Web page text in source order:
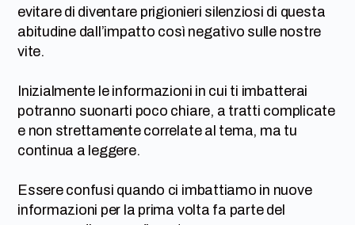
evitare di diventare prigionieri silenziosi di questa
abitudine dall’impatto così negativo sulle nostre
vite.
Inizialmente le informazioni in cui ti imbatterai
potranno suonarti poco chiare, a tratti complicate
e non strettamente correlate al tema, ma tu
continua a leggere.
Essere confusi quando ci imbattiamo in nuove
informazioni per la prima volta fa parte del